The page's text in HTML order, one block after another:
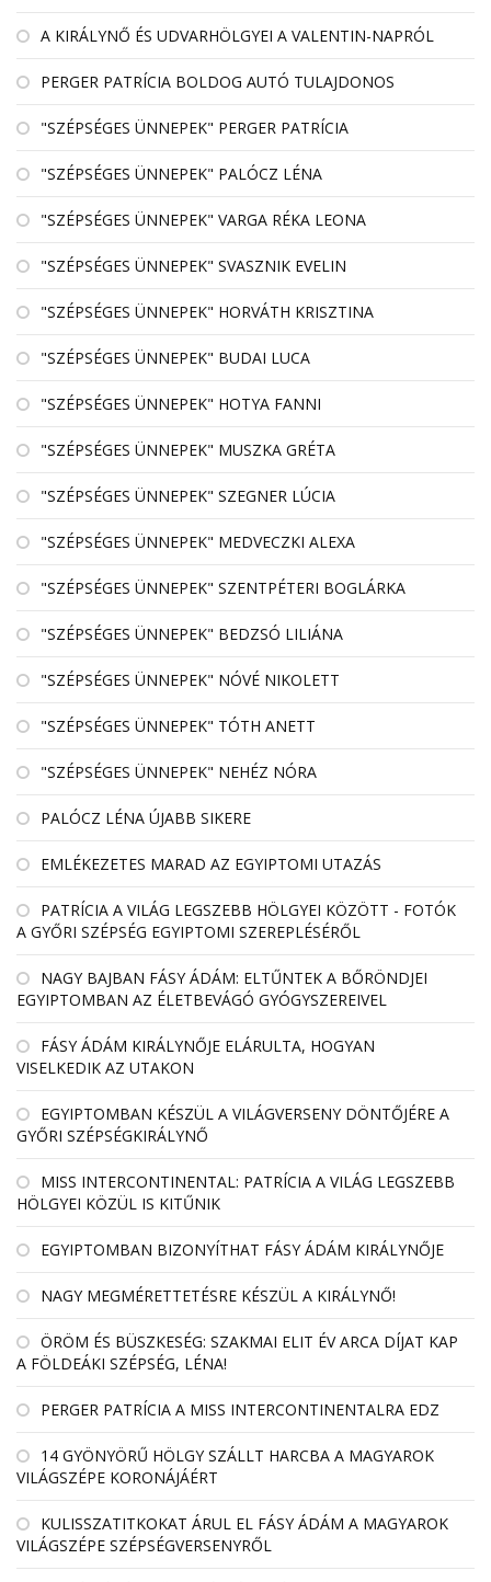
A KIRÁLYNŐ ÉS UDVARHÖLGYEI A VALENTIN-NAPRÓL
PERGER PATRÍCIA BOLDOG AUTÓ TULAJDONOS
"SZÉPSÉGES ÜNNEPEK" PERGER PATRÍCIA
"SZÉPSÉGES ÜNNEPEK" PALÓCZ LÉNA
"SZÉPSÉGES ÜNNEPEK" VARGA RÉKA LEONA
"SZÉPSÉGES ÜNNEPEK" SVASZNIK EVELIN
"SZÉPSÉGES ÜNNEPEK" HORVÁTH KRISZTINA
"SZÉPSÉGES ÜNNEPEK" BUDAI LUCA
"SZÉPSÉGES ÜNNEPEK" HOTYA FANNI
"SZÉPSÉGES ÜNNEPEK" MUSZKA GRÉTA
"SZÉPSÉGES ÜNNEPEK" SZEGNER LÚCIA
"SZÉPSÉGES ÜNNEPEK" MEDVECZKI ALEXA
"SZÉPSÉGES ÜNNEPEK" SZENTPÉTERI BOGLÁRKA
"SZÉPSÉGES ÜNNEPEK" BEDZSÓ LILIÁNA
"SZÉPSÉGES ÜNNEPEK" NÓVÉ NIKOLETT
"SZÉPSÉGES ÜNNEPEK" TÓTH ANETT
"SZÉPSÉGES ÜNNEPEK" NEHÉZ NÓRA
PALÓCZ LÉNA ÚJABB SIKERE
EMLÉKEZETES MARAD AZ EGYIPTOMI UTAZÁS
PATRÍCIA A VILÁG LEGSZEBB HÖLGYEI KÖZÖTT - FOTÓK
A GYŐRI SZÉPSÉG EGYIPTOMI SZEREPLÉSÉRŐL
NAGY BAJBAN FÁSY ÁDÁM: ELTŰNTEK A BŐRÖNDJEI
EGYIPTOMBAN AZ ÉLETBEVÁGÓ GYÓGYSZEREIVEL
FÁSY ÁDÁM KIRÁLYNŐJE ELÁRULTA, HOGYAN
VISELKEDIK AZ UTAKON
EGYIPTOMBAN KÉSZÜL A VILÁGVERSENY DÖNTŐJÉRE A
GYŐRI SZÉPSÉGKIRÁLYNŐ
MISS INTERCONTINENTAL: PATRÍCIA A VILÁG LEGSZEBB
HÖLGYEI KÖZÜL IS KITŰNIK
EGYIPTOMBAN BIZONYÍTHAT FÁSY ÁDÁM KIRÁLYNŐJE
NAGY MEGMÉRETTETÉSRE KÉSZÜL A KIRÁLYNŐ!
ÖRÖM ÉS BÜSZKESÉG: SZAKMAI ELIT ÉV ARCA DÍJAT KAP
A FÖLDEÁKI SZÉPSÉG, LÉNA!
PERGER PATRÍCIA A MISS INTERCONTINENTALRA EDZ
14 GYÖNYÖRŰ HÖLGY SZÁLLT HARCBA A MAGYAROK
VILÁGSZÉPE KORONÁJÁÉRT
KULISSZATITKOKAT ÁRUL EL FÁSY ÁDÁM A MAGYAROK
VILÁGSZÉPE SZÉPSÉGVERSENYRŐL